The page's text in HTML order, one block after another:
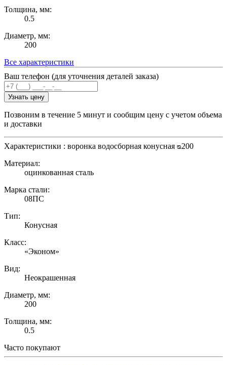
Толщина, мм:
0.5
Диаметр, мм:
200
Все характеристики
Ваш телефон (для уточнения деталей заказа)
Узнать цену
Позвоним в течение 5 минут и сообщим цену с учетом объема
и доставки
Характеристики : воронка водосборная конусная ᴓ200
Материал:
оцинкованная сталь
Марка стали:
08ПС
Тип:
Конусная
Класс:
«Эконом»
Вид:
Неокрашенная
Диаметр, мм:
200
Толщина, мм:
0.5
Часто покупают